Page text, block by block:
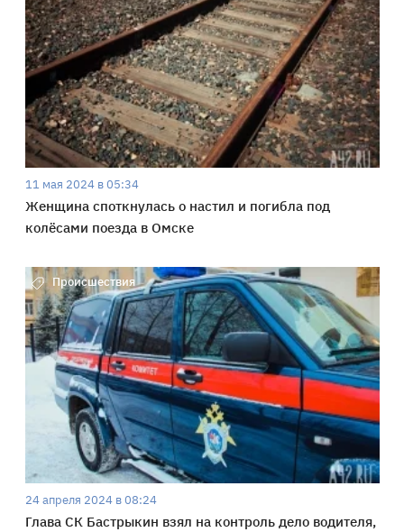
11 мая 2024 в 05:34
Женщина споткнулась о настил и погибла под
колёсами поезда в Омске
Происшествия
24 апреля 2024 в 08:24
Глава СК Бастрыкин взял на контроль дело водителя,